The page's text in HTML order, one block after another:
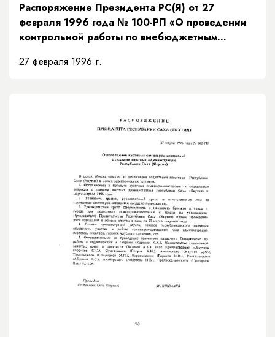
Распоряжение Президента РС(Я) от 27
февраля 1996 года № 100-РП «О проведении
контрольной работы по внебюджетным
27 февраля 1996 г.